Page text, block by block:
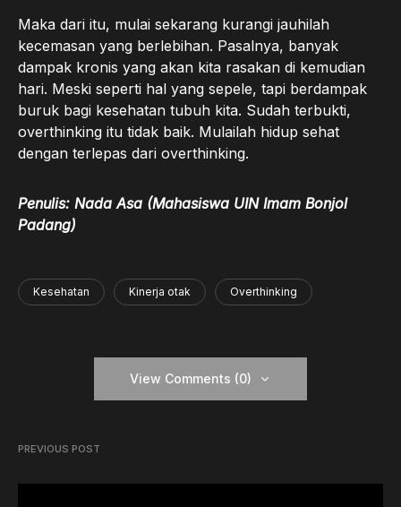
Maka dari itu, mulai sekarang kurangi jauhilah
kecemasan yang berlebihan. Pasalnya, banyak
dampak kronis yang akan kita rasakan di kemudian
hari. Meski seperti hal yang sepele, tapi berdampak
buruk bagi kesehatan tubuh kita. Sudah terbukti,
overthinking itu tidak baik. Mulailah hidup sehat
dengan terlepas dari overthinking.
Penulis: Nada Asa (Mahasiswa UIN Imam Bonjol
Padang)
Kesehatan Kinerja otak Overthinking
View Comments (0)
PREVIOUS POST